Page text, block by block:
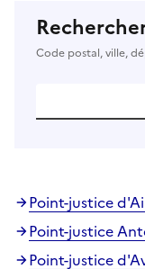
Code postal, ville,
Point-justice
Point-justice
Point-justice